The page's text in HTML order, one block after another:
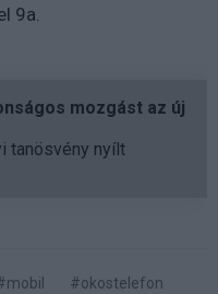
9a.
mozgást az új
tanösvény nyílt
#okostelefon